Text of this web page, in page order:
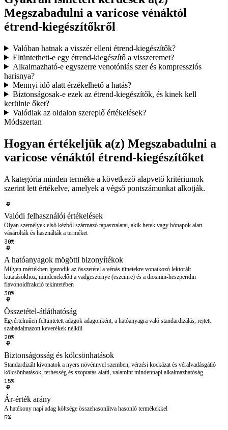
Megszabadulni a varicose vénáktól
étrend-kiegészítőkről
Valóban hatnak a visszér elleni étrend-kiegészítők?
Eltüntetheti-e egy étrend-kiegészítő a visszeremet?
Alkalmazható-e egyszerre venotóniás szer és kompressziós
harisnya?
Mennyi idő alatt érzékelhető a hatás?
Biztonságosak-e ezek az étrend-kiegészítők, és kinek kell
kerülnie őket?
Valódiak az oldalon szereplő értékelések?
Módszertan
Hogyan értékeljük a(z) Megszabadulni a
varicose vénáktól étrend-kiegészítőket
A kategória minden terméke a következő alapvető kritériumok
szerint lett értékelve, amelyek a végső pontszámunkat alkotják.
Valódi felhasználói értékelések
Olyan személyek első kézből származó tapasztalatai, akik hetek vagy hónapok alatt
vásárolták és használták a terméket
30%
A hatóanyagok mögötti bizonyítékok
Milyen mértékben igazodik az összetétel a vénás tünetekre vonatkozó lektorált
kutatásokhoz, mindenekelőtt a vadgesztenye (eszcinre) és a diosmin-heszperidin
flavonoidfrakció tekintetében
30%
Összetétel-átláthatóság
Egyértelműen feltüntetett adagok adagonként, a hatóanyagra való standardizálás, rejtett
szabadalmazott keverékek nélkül
20%
Biztonságosság és kölcsönhatások
Standardizált kivonatok a nyers növénnyel szemben, vérzési kockázat és véralvadásgátló
kölcsönhatások, terhesség és szoptatás alatti, valamint mindennapi alkalmazhatóság
15%
Ár-érték arány
A hatékony napi adag költsége összehasonlítva hasonló termékekkel
5%